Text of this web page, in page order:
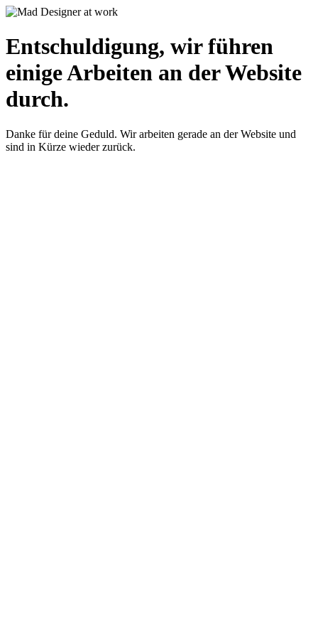
Entschuldigung, wir führen
einige Arbeiten an der Website
durch.
Danke für deine Geduld. Wir arbeiten gerade an der Website und
sind in Kürze wieder zurück.